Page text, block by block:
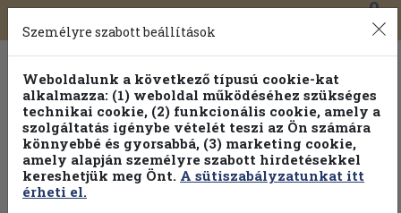
Toggle
navigation
0
Válogasson több mint 1.000.000 kiadványunk közül
100% kedvezménnyel!
Személyre szabott beállítások
Weboldalunk a következő típusú cookie-kat
alkalmazza: (1) weboldal működéséhez szükséges
technikai cookie, (2) funkcionális cookie, amely a
szolgáltatás igénybe vételét teszi az Ön számára
könnyebbé és gyorsabbá, (3) marketing cookie,
amely alapján személyre szabott hirdetésekkel
kereshetjük meg Önt. A sütiszabályzatunkat itt
érheti el.